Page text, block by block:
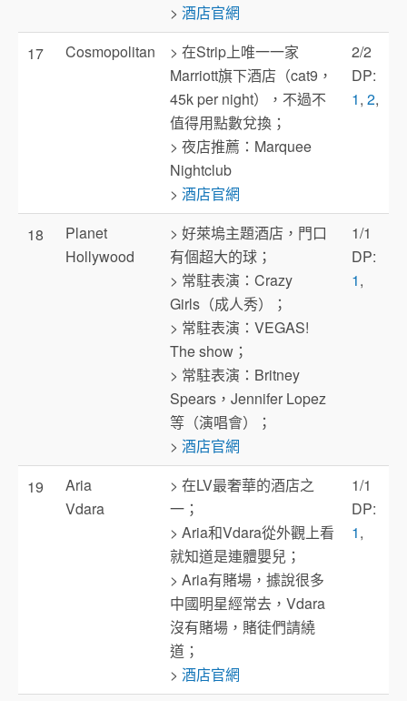
> 酒店官網
17 Cosmopolitan
> 在Strip上唯一一家
Marriott旗下酒店（cat9，
45k per night），不過不
值得用點數兌換；
> 夜店推薦：Marquee
Nightclub
> 酒店官網
2/2
DP:
1, 2,
18
Planet
Hollywood
> 好萊塢主題酒店，門口
有個超大的球；
> 常駐表演：Crazy
Girls（成人秀）；
> 常駐表演：VEGAS!
The show；
> 常駐表演：Britney
Spears，Jennifer Lopez
等（演唱會）；
> 酒店官網
1/1
DP:
1,
19
Aria
Vdara
> 在LV最奢華的酒店之
一；
> Aria和Vdara從外觀上看
就知道是連體嬰兒；
> Aria有賭場，據說很多
中國明星經常去，Vdara
沒有賭場，賭徒們請繞
道；
> 酒店官網
1/1
DP:
1,